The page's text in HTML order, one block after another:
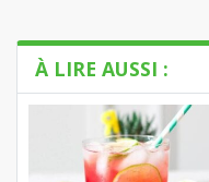
À LIRE AUSSI :